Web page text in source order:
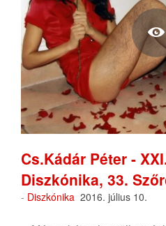
Cs.Kádár Péter -
Diszkónika, 33.
- Diszkónika 2016. július 10.